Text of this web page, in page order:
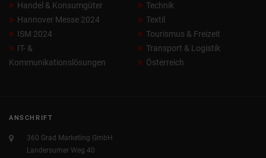
Handel & Konsumgüter
Hannover Messe 2024
ISM 2024
IT- &
Kommunikationslösungen
Technik
Textil
Tourismus & Freizeit
Transport & Logistik
Österreich
ANSCHRIFT
360 Grad Marketing GmbH
Landersumer Weg 40